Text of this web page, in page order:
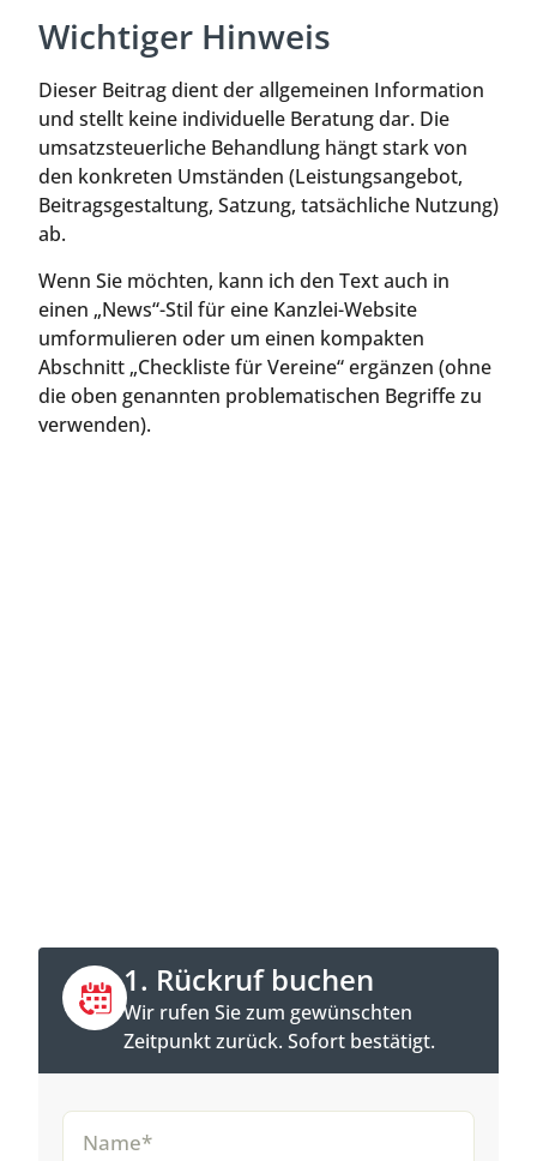
Wichtiger Hinweis
Dieser Beitrag dient der allgemeinen Information
und stellt keine individuelle Beratung dar. Die
umsatzsteuerliche Behandlung hängt stark von
den konkreten Umständen (Leistungsangebot,
Beitragsgestaltung, Satzung, tatsächliche Nutzung)
ab.
Wenn Sie möchten, kann ich den Text auch in
einen „News“-Stil für eine Kanzlei-Website
umformulieren oder um einen kompakten
Abschnitt „Checkliste für Vereine“ ergänzen (ohne
die oben genannten problematischen Begriffe zu
verwenden).
1. Rückruf buchen
Wir rufen Sie zum gewünschten
Zeitpunkt zurück. Sofort bestätigt.